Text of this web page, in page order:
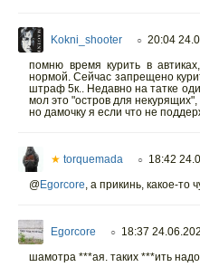
Kokni_shooter ○ 20:04
помню время курить в
нормой. Сейчас запрещено
штраф 5к.. Недавно на татке
мол это "остров для
но дамочку я если что не
★ torquemada ○ 18:42
@Egorcore а прикинь, какое-то
Egorcore ○ 18:37
шамотра ***ая. таких ***ить надо